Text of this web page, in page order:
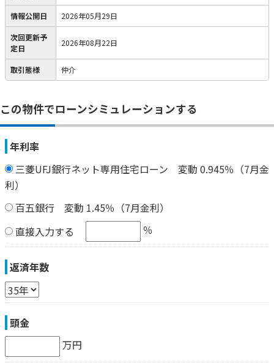
情報公開日 2026年05月29日
次回更新予
定日
2026年08月22日
取引態様 仲介
この物件でローンシミュレーションする
年利率
三菱UFJ銀行ネット専用住宅ローン 変動 0.945％（7月金
利）
百五銀行 変動 1.45％（7月金利）
直接入力する
％
返済年数
頭金
万円